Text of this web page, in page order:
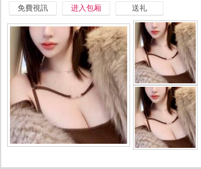
免費視訊 进入包厢 送礼